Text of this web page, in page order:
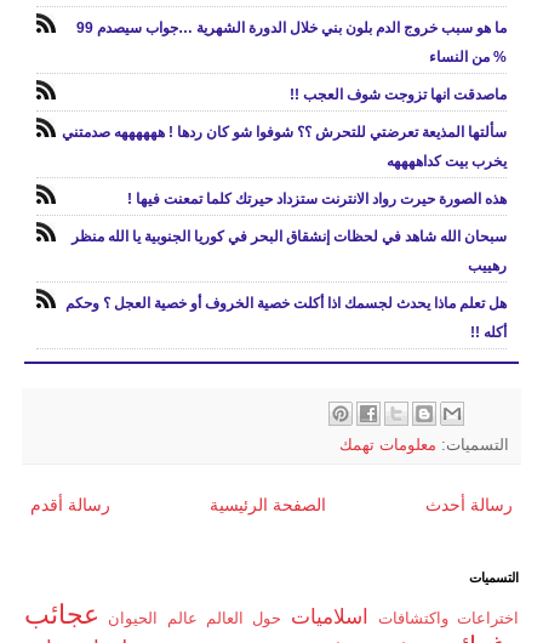
ما هو سبب خروج الدم بلون بني خلال الدورة الشهرية …جواب سيصدم 99
% من النساء
ماصدقت انها تزوجت شوف العجب !!
سألتها المذيعة تعرضتي للتحرش ؟؟ شوفوا شو كان ردها ! ههههههه صدمتني
يخرب بيت كداههههه
هذه الصورة حيرت رواد الانترنت ستزداد حيرتك كلما تمعنت فيها !
سبحان الله شاهد في لحظات إنشقاق البحر في كوريا الجنوبية يا الله منظر
رهييب
هل تعلم ماذا يحدث لجسمك اذا أكلت خصية الخروف أو خصية العجل ؟ وحكم
أكله !!
التسميات: معلومات تهمك
رسالة أحدث رسالة أقدم الصفحة الرئيسية
التسميات
اختراعات واكتشافات اسلاميات حول العالم عالم الحيوان
عجائب